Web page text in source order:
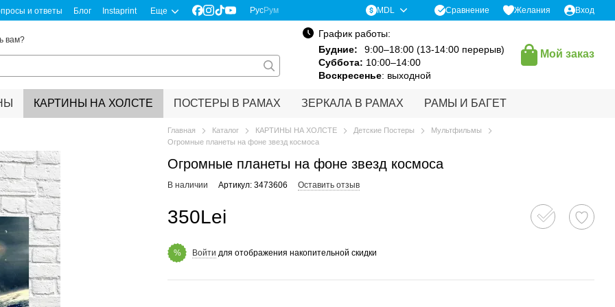
и ответы Блог Instaprint Еще РусРум MDL Сравнение Желания Вход
вам?
График работы:
Будние:
9:00–18:00 (13-14:00 перерыв)
Суббота: 10:00–14:00
Воскресенье: выходной
Мой заказ
КАРТИНЫ НА ХОЛСТЕ ПОСТЕРЫ В РАМАХ ЗЕРКАЛА В РАМАХ РАМЫ И БАГЕТ
Главная Каталог КАРТИНЫ НА ХОЛСТЕ Детские Постеры
Мультфильмы
Огромные планеты на фоне звезд космоса
Огромные планеты на фоне звезд космоса
В наличии Артикул: 3473606 Оставить отзыв
350Lei
% Войти для отображения накопительной скидки